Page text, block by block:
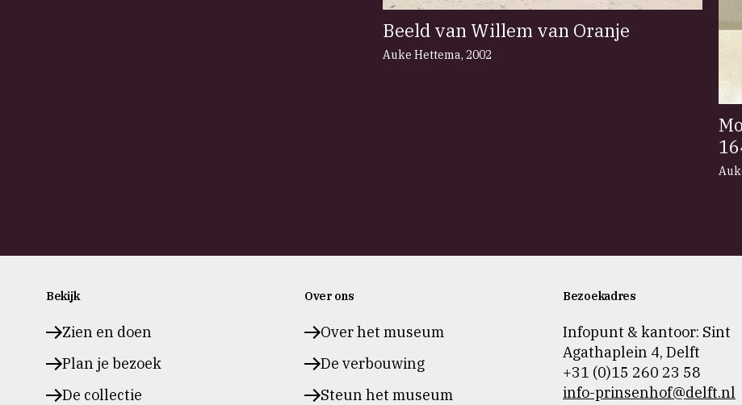
Beeld van Willem van Oranje
Auke Hettema, 2002
Bekijk
Zien en doen
Plan je bezoek
De collectie
Over ons
Over het museum
De verbouwing
Steun het museum
Bezoekadres
Infopunt & kantoor: Sint
Agathaplein 4, Delft
+31 (0)15 260 23 58
info-prinsenhof@delft.nl